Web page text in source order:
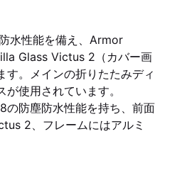
水性能を備え、Armor
Glass Victus 2（カバー画
す。メインの折りたたみディ
使用されています。
防塵防水性能を持ち、前面
2、フレームにはアルミ